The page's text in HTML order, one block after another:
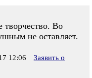
Во
не оставляет.
12:06
Заявить о